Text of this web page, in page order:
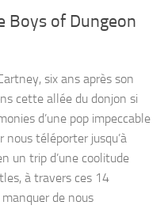
Boys of Dungeon
six ans après son
cette allée du donjon si
d’une pop impeccable
nous téléporter jusqu’à
un trip d’une coolitude
à travers ces 14
de nous